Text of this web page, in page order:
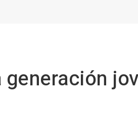
generación